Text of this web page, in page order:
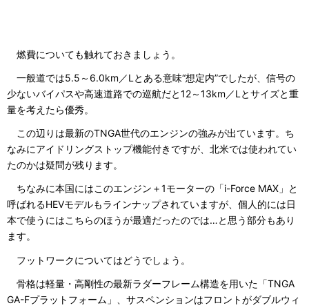
燃費についても触れておきましょう。
一般道では5.5～6.0km／Lとある意味“想定内”でしたが、信号の
少ないバイパスや高速道路での巡航だと12～13km／Lとサイズと重
量を考えたら優秀。
この辺りは最新のTNGA世代のエンジンの強みが出ています。ち
なみにアイドリングストップ機能付きですが、北米では使われてい
たのかは疑問が残ります。
ちなみに本国にはこのエンジン＋1モーターの「i-Force MAX」と
呼ばれるHEVモデルもラインナップされていますが、個人的には日
本で使うにはこちらのほうが最適だったのでは…と思う部分もあり
ます。
フットワークについてはどうでしょう。
骨格は軽量・高剛性の最新ラダーフレーム構造を用いた「TNGA
GA-Fプラットフォーム」、サスペンションはフロントがダブルウィ